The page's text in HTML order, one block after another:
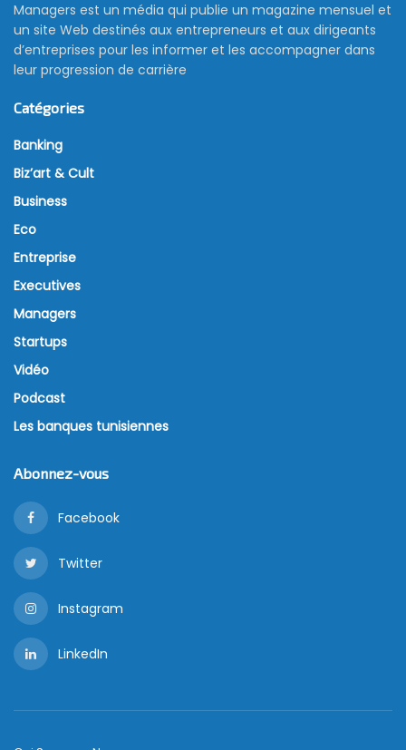
Managers est un média qui publie un magazine mensuel et
un site Web destinés aux entrepreneurs et aux dirigeants
d’entreprises pour les informer et les accompagner dans
leur progression de carrière
Catégories
Banking
Biz’art & Cult
Business
Eco
Entreprise
Executives
Managers
Startups
Vidéo
Podcast
Les banques tunisiennes
Abonnez-vous
Facebook
Twitter
Instagram
LinkedIn